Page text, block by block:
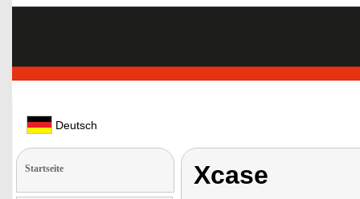
Deutsch
Startseite Xcase